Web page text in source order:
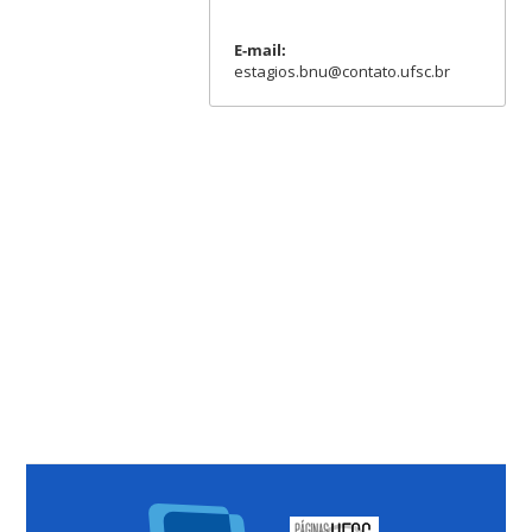
E-mail:
estagios.bnu@contato.ufsc.br